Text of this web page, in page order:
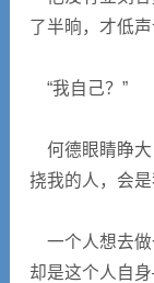
了半晌，才低
“我自己？”
何德眼睛睁大
挠我的人，会是
一个人想去做
却是这个人自